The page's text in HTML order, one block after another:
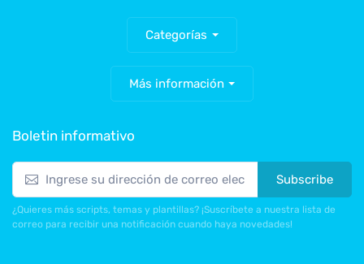
Categorías
Más información
Boletin informativo
Subscribe
¿Quieres más scripts, temas y plantillas? ¡Suscríbete a nuestra lista de
correo para recibir una notificación cuando haya novedades!